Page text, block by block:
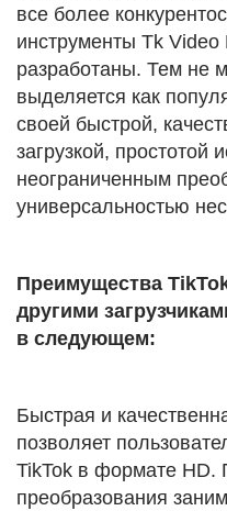
все более
инструменты Tk
разработаны. Тем не
выделяется как
своей быстрой,
загрузкой, простотой
неограниченным
универсальностью
Преимущества
другими
в следующем:
Быстрая и
позволяет
TikTok в формате HD.
преобразования